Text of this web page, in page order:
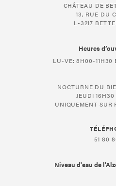
CHÂTEAU DE
13, RUE DU
L-3217
Heures
LU-VE: 8H00-11H30
NOCTURNE DU
JEUDI
UNIQUEMENT SUR
51 80
Niveau d'eau de